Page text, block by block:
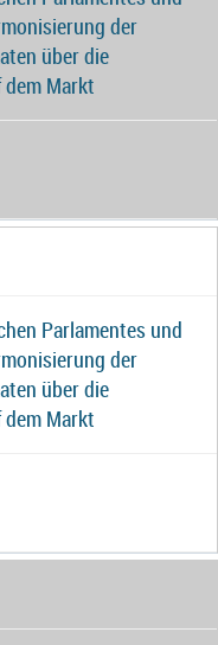
der
über die
Markt
Parlamentes und
der
über die
Markt